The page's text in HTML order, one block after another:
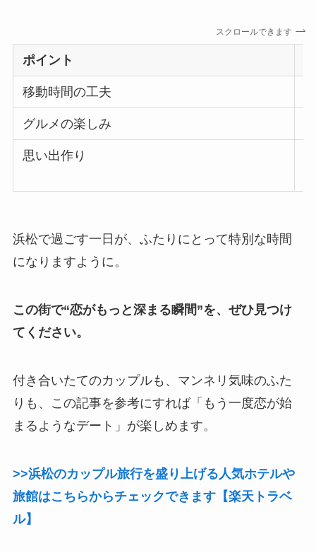
スクロールできます
ポイント
移動時間の工夫
グルメの楽しみ
思い出作り
浜松で過ごす一日が、ふたりにとって特別な時間
になりますように。
この街で“恋がもっと深まる瞬間”を、ぜひ見つけ
てください。
付き合いたてのカップルも、マンネリ気味のふた
りも、この記事を参考にすれば「もう一度恋が始
まるようなデート」が楽しめます。
>>浜松のカップル旅行を盛り上げる人気ホテルや
旅館はこちらからチェックできます【楽天トラベ
ル】